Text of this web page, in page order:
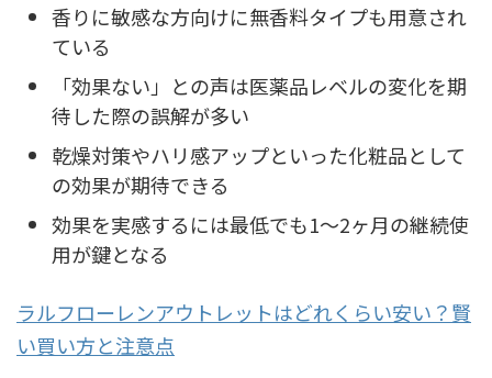
香りに敏感な方向けに無香料タイプも用意され
ている
「効果ない」との声は医薬品レベルの変化を期
待した際の誤解が多い
乾燥対策やハリ感アップといった化粧品として
の効果が期待できる
効果を実感するには最低でも1〜2ヶ月の継続使
用が鍵となる
ラルフローレンアウトレットはどれくらい安い？賢
い買い方と注意点